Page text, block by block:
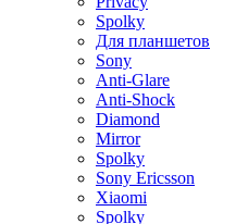
Spolky
Для планшетов
Sony
Anti-Glare
Anti-Shock
Diamond
Mirror
Spolky
Sony Ericsson
Xiaomi
Spolky